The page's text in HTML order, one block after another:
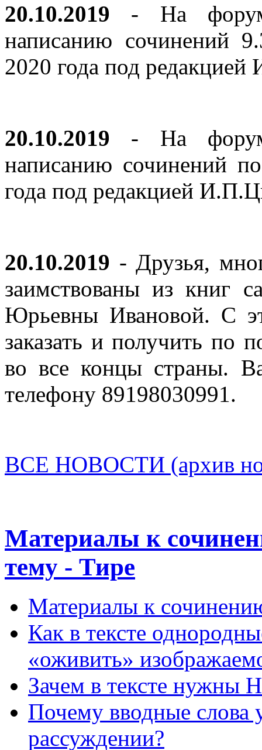
20.10.2019 - На
написанию сочинений
2020 года под
20.10.2019 - На
написанию сочинений
года под редакцией
20.10.2019 - Друзья,
заимствованы из книг
Юрьевны Ивановой. С
заказать и получить по
во все концы страны.
телефону 89198030991.
ВСЕ НОВОСТИ (архив
Материалы к
тему - Тире
Материалы к
Как в тексте
«оживить»
Зачем в тексте
Почему вводные слова
рассуждении?